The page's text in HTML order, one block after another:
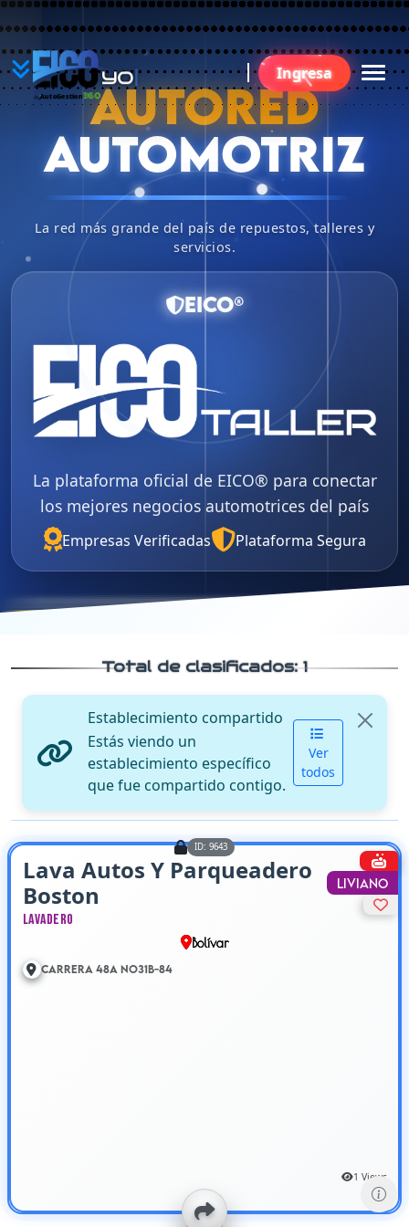
YO
B
AutoGestion 360
Ingresa
AUTORED
AUTOMOTRIZ
La red más grande del país de repuestos, talleres y
servicios.
EICO®
La plataforma oficial de EICO® para conectar
los mejores negocios automotrices del país
Empresas Verificadas Plataforma Segura
Total de clasificados:1
Establecimiento compartido
Estás viendo un
establecimiento específico
que fue compartido contigo.
Ver
todos
ID: 9643
Liviano
Lava Autos Y Parqueadero
Boston
Lavadero
Bolívar
Carrera 48A No31B-84
1 Views